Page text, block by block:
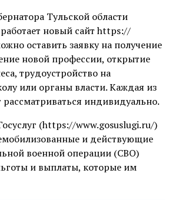
Тульской области
новый сайт https://
оставить заявку на получение
новой профессии, открытие
трудоустройство на
или органы власти. Каждая из
рассматриваться индивидуально.
(https://www.gosuslugi.ru/)
и действующие
военной операции (СВО)
и выплаты, которые им